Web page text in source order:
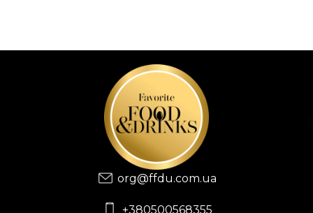
org@ffdu.com.ua
+380500568355